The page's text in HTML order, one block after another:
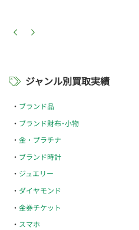
ジャンル別買取実績
ブランド品
ブランド財布･小物
金・プラチナ
ブランド時計
ジュエリー
ダイヤモンド
金券チケット
スマホ